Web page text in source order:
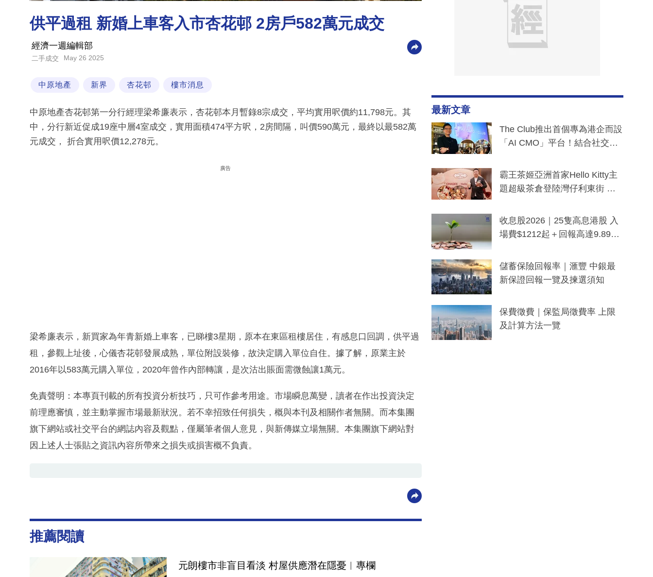
供平過租 新婚上車客入市杏花邨 2房戶582萬元成交
經濟一週編輯部
二手成交 May 26 2025
中原地產 新界 杏花邨 樓市消息
中原地產杏花邨第一分行經理梁希廉表示，杏花邨本月暫錄8宗成交，平均實用呎價約11,798元。其
中，分行新近促成19座中層4室成交，實用面積474平方呎，2房間隔，叫價590萬元，最終以最582萬
元成交， 折合實用呎價12,278元。
廣告
梁希廉表示，新買家為年青新婚上車客，已睇樓3星期，原本在東區租樓居住，有感息口回調，供平過
租，參觀上址後，心儀杏花邨發展成熟，單位附設裝修，故決定購入單位自住。據了解，原業主於
2016年以583萬元購入單位，2020年曾作內部轉讓，是次沽出賬面需微蝕讓1萬元。
免責聲明：本專頁刊載的所有投資分析技巧，只可作參考用途。市場瞬息萬變，讀者在作出投資決定
前理應審慎，並主動掌握市場最新狀況。若不幸招致任何損失，概與本刊及相關作者無關。而本集團
旗下網站或社交平台的網誌內容及觀點，僅屬筆者個人意見，與新傳媒立場無關。本集團旗下網站對
因上述人士張貼之資訊內容所帶來之損失或損害概不負責。
推薦閱讀
元朗樓市非盲目看淡 村屋供應潛在隱憂︳專欄
最新文章
The Club推出首個專為港企而設
「AI CMO」平台！結合社交聆
分鐘生成「貼地」宣傳短片
霸王茶姬亞洲首家Hello Kitty主
題超級茶倉登陸灣仔利東街 推
y及香港限定特調系列
收息股2026｜25隻高息港股 入
場費$1212起＋回報高達9.89
儲蓄保險回報率｜滙豐 中銀最
新保證回報一覽及揀選須知
保費徵費｜保監局徵費率 上限
及計算方法一覽